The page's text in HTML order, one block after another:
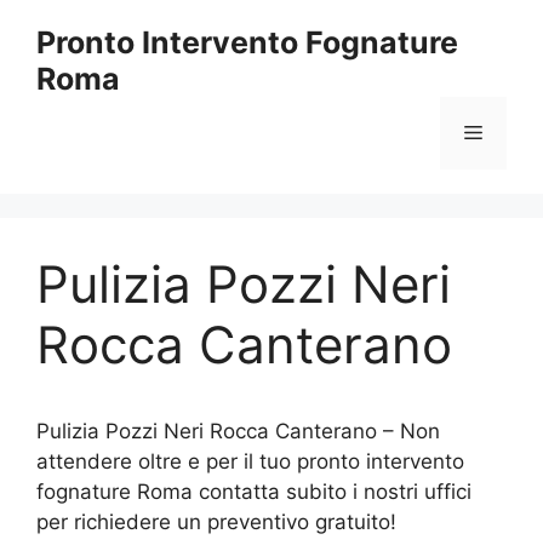
contenuto
Pronto Intervento Fognature
Roma
Menu
Pulizia Pozzi Neri
Rocca Canterano
Pulizia Pozzi Neri Rocca Canterano – Non
attendere oltre e per il tuo pronto intervento
fognature Roma contatta subito i nostri uffici
per richiedere un preventivo gratuito!